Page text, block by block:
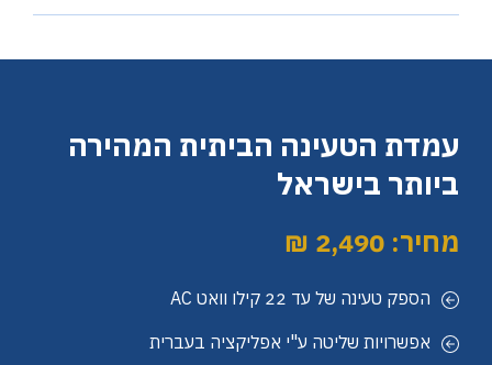
עמדת הטעינה הביתית המהירה
ביותר בישראל
מחיר: 2,490 ₪
הספק טעינה של עד 22 קילו וואט AC
אפשרויות שליטה ע"י אפליקציה בעברית